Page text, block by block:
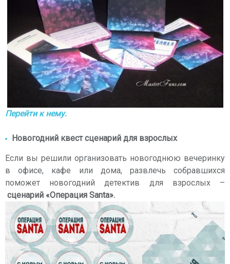
Перейти к нему.
Новогодний квест сценарий для взрослых
Если вы решили организовать новогоднюю вечеринку
в офисе, кафе или дома, развлечь собравшихся
поможет новогодний детектив для взрослых –
сценарий «Операция Santa».